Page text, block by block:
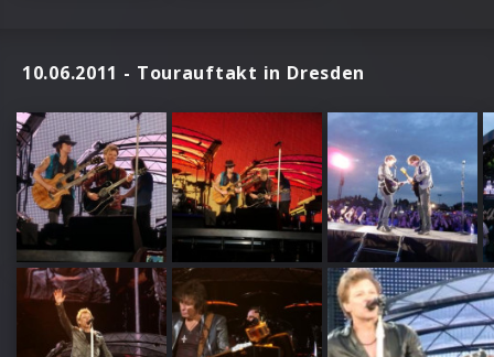
10.06.2011 - Tourauftakt in Dresden